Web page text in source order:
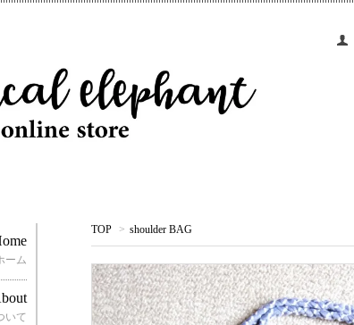
TOP > shoulder BAG
ーム
いて